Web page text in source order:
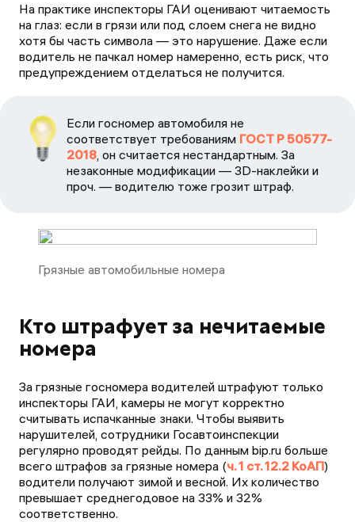
На практике инспекторы ГАИ оценивают читаемость
на глаз: если в грязи или под слоем снега не видно
хотя бы часть символа — это нарушение. Даже если
водитель не пачкал номер намеренно, есть риск, что
предупреждением отделаться не получится.
Если госномер автомобиля не
соответствует требованиям ГОСТ Р 50577-
2018, он считается нестандартным. За
незаконные модификации — 3D-наклейки и
проч. — водителю тоже грозит штраф.
Грязные автомобильные номера
Кто штрафует за нечитаемые
номера
За грязные госномера водителей штрафуют только
инспекторы ГАИ, камеры не могут корректно
считывать испачканные знаки. Чтобы выявить
нарушителей, сотрудники Госавтоинспекции
регулярно проводят рейды. По данным bip.ru больше
всего штрафов за грязные номера (ч. 1 ст. 12.2 КоАП)
водители получают зимой и весной. Их количество
превышает среднегодовое на 33% и 32%
соответственно.